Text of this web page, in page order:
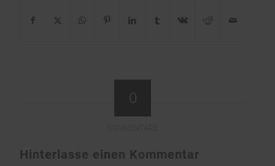
0
Hinterlasse einen Kommentar